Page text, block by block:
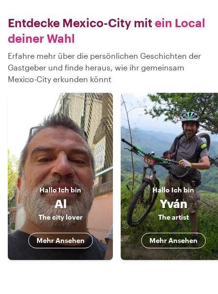
Entdecke Mexico-City mitein Local
deiner Wahl
Erfahre mehr über die persönlichen Geschichten der
Gastgeber und finde heraus, wie ihr gemeinsam
Mexico-City erkunden könnt
HalloIch bin
Al
The city lover
Mehr Ansehen
Hallo Ich bin
Yván
The artist
Mehr Ansehen